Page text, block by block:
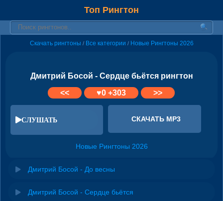
Топ Рингтон
Скачать рингтоны / Все категории / Новые Рингтоны 2026
Дмитрий Босой - Сердце бьётся рингтон
<<
♥0+303 >>
СЛУШАТЬ СКАЧАТЬ MP3
Новые Рингтоны 2026
Дмитрий Босой - До весны
Дмитрий Босой - Сердце бьётся